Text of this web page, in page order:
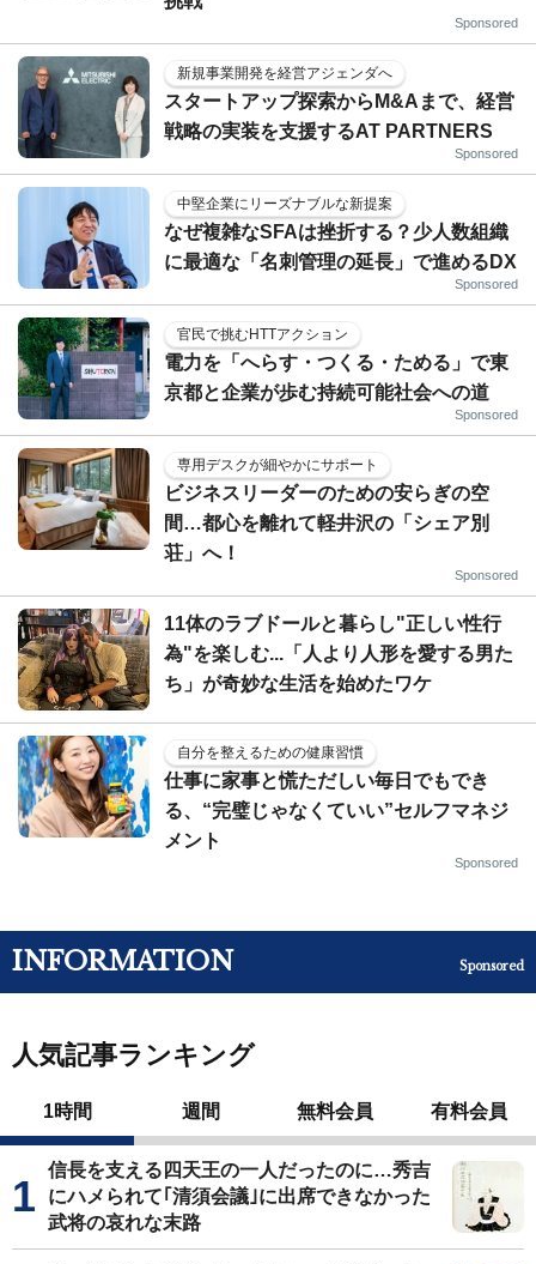
Sponsored
新規事業開発を経営アジェンダへ
スタートアップ探索からM&Aまで、経営
戦略の実装を支援するAT PARTNERS
Sponsored
中堅企業にリーズナブルな新提案
なぜ複雑なSFAは挫折する？少人数組織
に最適な「名刺管理の延長」で進めるDX
Sponsored
官民で挑むHTTアクション
電力を「へらす・つくる・ためる」で東
京都と企業が歩む持続可能社会への道
Sponsored
専用デスクが細やかにサポート
ビジネスリーダーのための安らぎの空
間…都心を離れて軽井沢の「シェア別
荘」へ！
Sponsored
11体のラブドールと暮らし"正しい性行
為"を楽しむ...「人より人形を愛する男た
ち」が奇妙な生活を始めたワケ
自分を整えるための健康習慣
仕事に家事と慌ただしい毎日でもでき
る、“完璧じゃなくていい”セルフマネジ
メント
Sponsored
INFORMATION Sponsored
人気記事ランキング
1時間 週間 無料会員 有料会員
信長を支える四天王の一人だったのに…秀吉
にハメられて｢清須会議｣に出席できなかった
武将の哀れな末路